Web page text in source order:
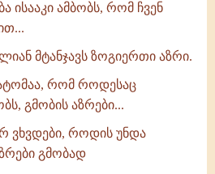
ისააკი ამბობს, რომ ჩვენ
მტანჯავს ზოგიერთი აზრი.
რომ როდესაც
გმობის აზრები...
ვხვდები, როდის უნდა
გმობად